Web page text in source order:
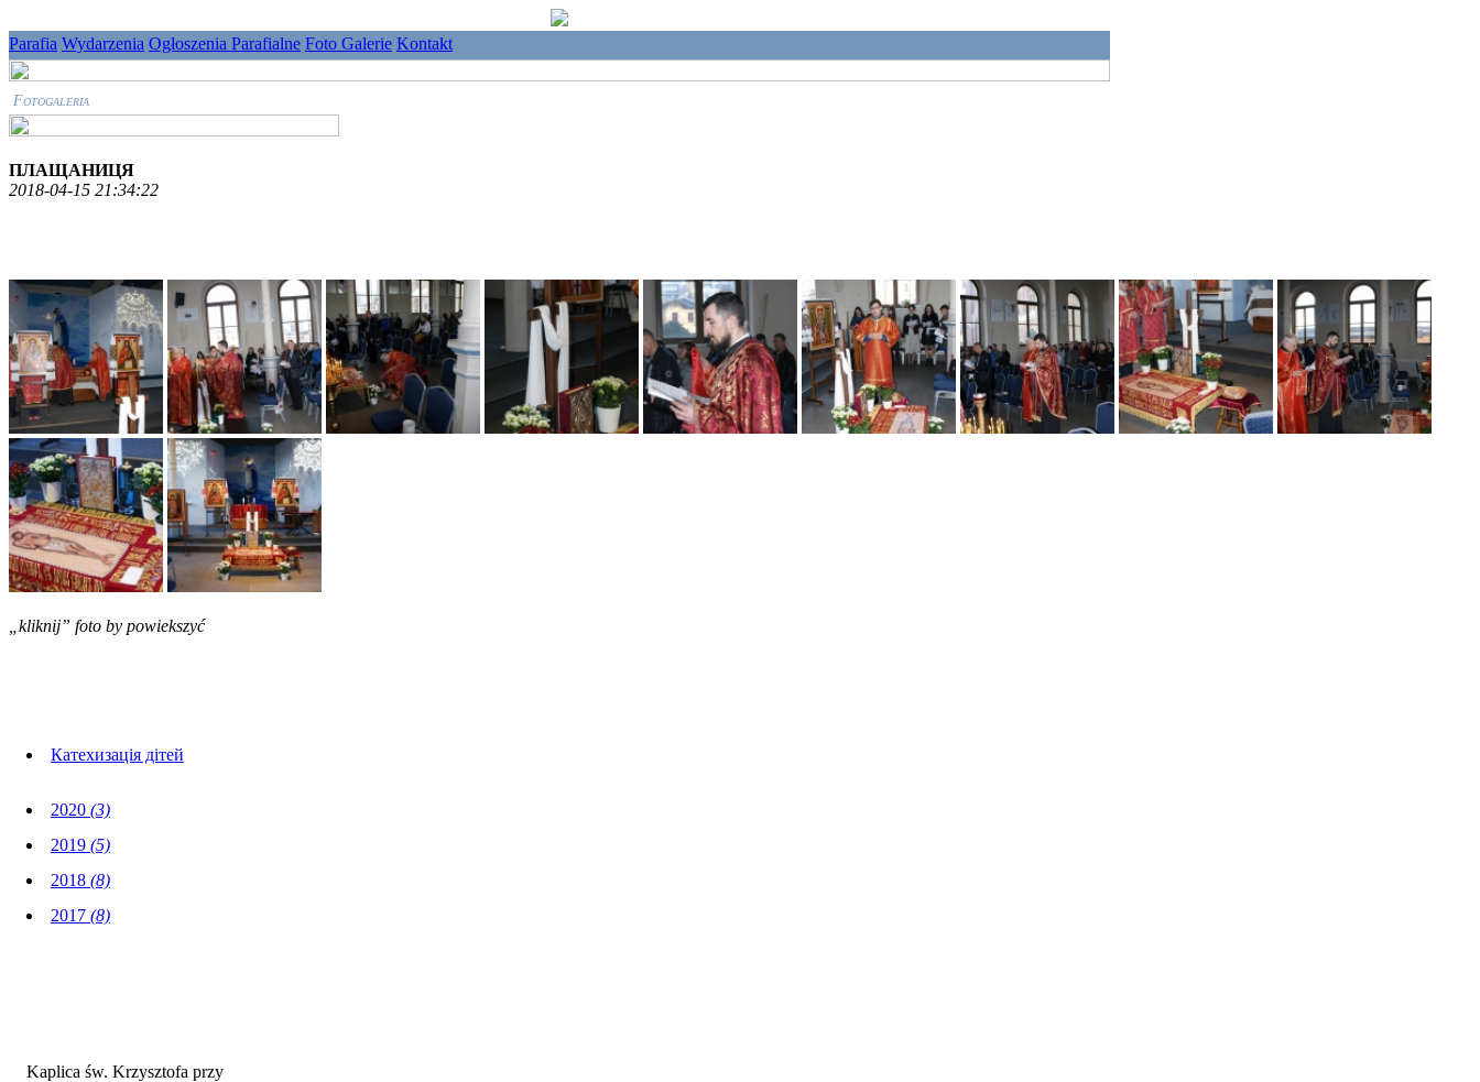
Parafia Wydarzenia Ogłoszenia Parafialne Foto Galerie Kontakt
Fotogaleria
ПЛАЩАНИЦЯ
2018-04-15 21:34:22
„kliknij” foto by powiekszyć
Катехизація дітей
2020 (3)
2019 (5)
2018 (8)
2017 (8)
Kaplica św. Krzysztofa przy